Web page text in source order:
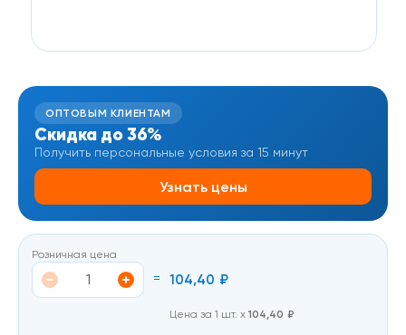
ОПТОВЫМ КЛИЕНТАМ
Скидка до 36%
Получить персональные условия за 15 минут
Узнать цены
Розничная цена
= 104,40 ₽
Цена за 1 шт. х 104,40 ₽